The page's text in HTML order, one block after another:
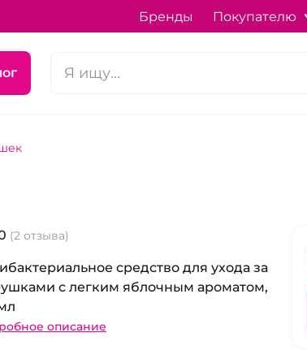
Бренды Покупателю
(2 отзыва)
средство для ухода за
с легким яблочным ароматом,
описание